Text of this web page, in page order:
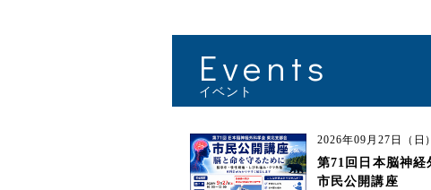
Events
2026年09月27日（日）
第71回日本脳神経
市民公開講座